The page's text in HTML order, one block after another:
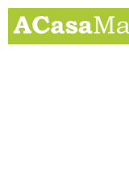
Salta
contenuto